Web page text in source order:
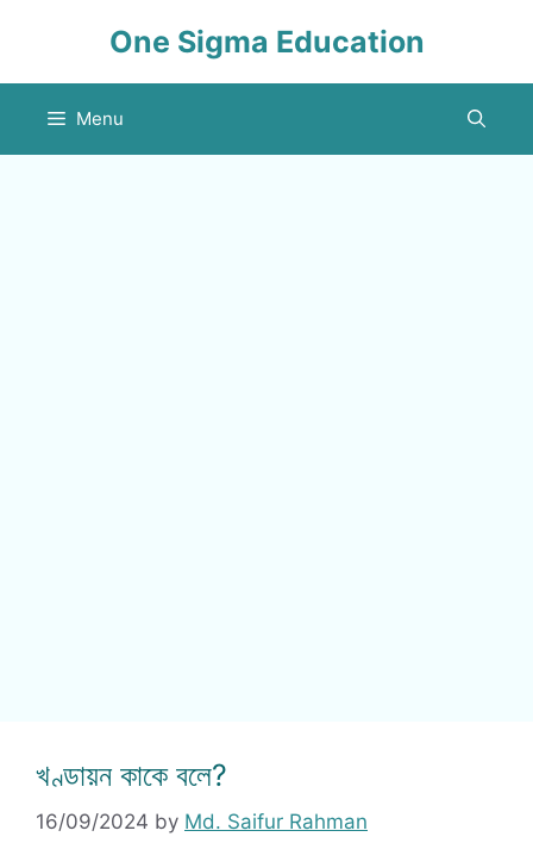
One Sigma Education
Menu
খণ্ডায়ন কাকে বলে?
16/09/2024 by Md. Saifur Rahman